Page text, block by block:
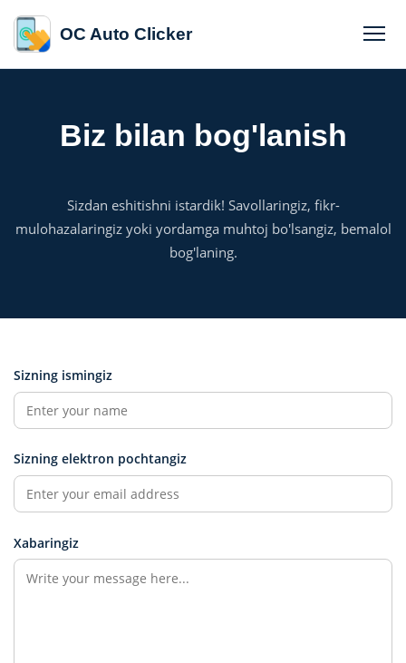
OC Auto Clicker
Biz bilan bog'lanish
Sizdan eshitishni istardik! Savollaringiz, fikr-
mulohazalaringiz yoki yordamga muhtoj bo'lsangiz, bemalol
bog'laning.
Sizning ismingiz
Sizning elektron pochtangiz
Xabaringiz